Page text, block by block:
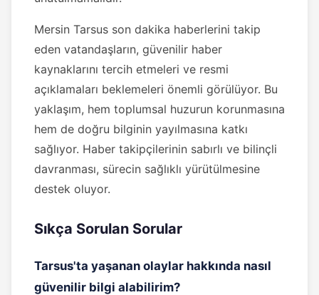
Mersin Tarsus son dakika haberlerini takip
eden vatandaşların, güvenilir haber
kaynaklarını tercih etmeleri ve resmi
açıklamaları beklemeleri önemli görülüyor. Bu
yaklaşım, hem toplumsal huzurun korunmasına
hem de doğru bilginin yayılmasına katkı
sağlıyor. Haber takipçilerinin sabırlı ve bilinçli
davranması, sürecin sağlıklı yürütülmesine
destek oluyor.
Sıkça Sorulan Sorular
Tarsus'ta yaşanan olaylar hakkında nasıl
güvenilir bilgi alabilirim?